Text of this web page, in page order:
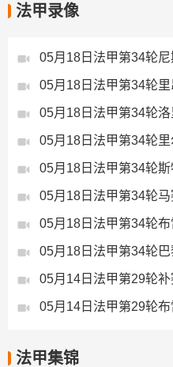
法甲录像
05月18日法甲第34轮
05月18日法甲第34轮
05月18日法甲第34轮
05月18日法甲第34轮
05月18日法甲第34轮
05月18日法甲第34轮
05月18日法甲第34轮
05月18日法甲第34轮
05月14日法甲第29轮
05月14日法甲第29轮
法甲集锦